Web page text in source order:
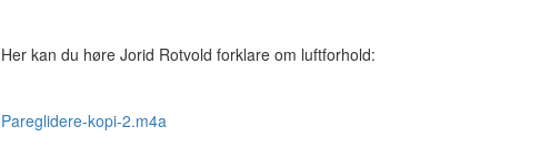
Her kan du høre Jorid Rotvold forklare om luftforhold:
Pareglidere-kopi-2.m4a